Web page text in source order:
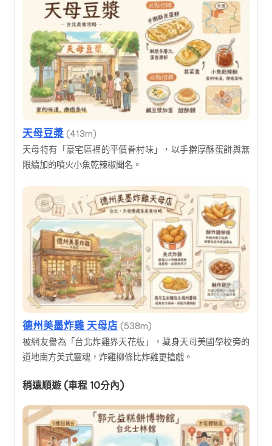
天母豆漿 (413m)
天母特有「豪宅區裡的平價眷村味」，以手擀厚酥蛋餅與無
限續加的噴火小魚乾辣椒聞名。
德州美墨炸雞 天母店 (538m)
被網友譽為「台北炸雞界天花板」，藏身天母美國學校旁的
道地南方美式靈魂，炸雞柳條比炸雞更搶戲。
稍遠順遊 (車程 10分內)